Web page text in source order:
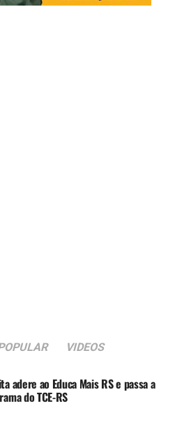
VIDEOS
adere ao Educa Mais RS e passa a
do TCE-RS